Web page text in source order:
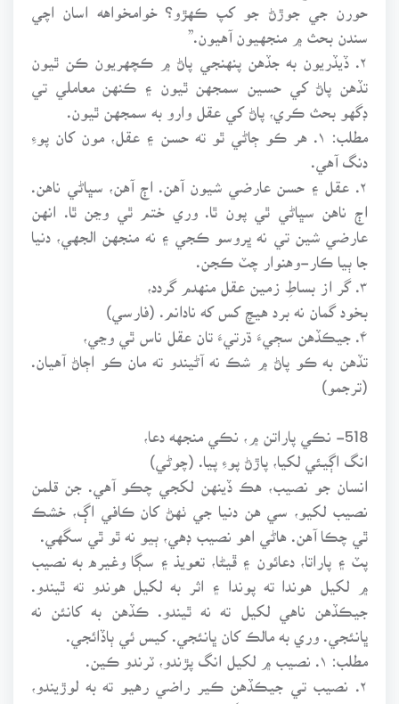
حورن جي جوڙڻ جو کپ ڪهڙو؟ خوامخواهه اسان اچي
سندن بحث ۾ منجهيون آهيون.”
۲. ڏيڏريون به جڏهن پنهنجي پاڻ ۾ ڪچهريون ڪن ٿيون
تڏهن پاڻ کي حسين سمجهن ٿيون ۽ ڪنهن معاملي تي
ڊگهو بحث ڪري، پاڻ کي عقل وارو به سمجهن ٿيون.
مطلب: ۱. هر ڪو ڄاڻي ٿو ته حسن ۽ عقل، مون کان پوءِ
دنگ آهي.
۲. عقل ۽ حسن عارضي شيون آهن. اڄ آهن، سڀاڻي ناهن.
اڄ ناهن سڀاڻي ٿي پون ٿا. وري ختم ٿي وڃن ٿا. انهن
عارضي شين تي نه ڀروسو ڪجي ۽ نه منجهن الجهي، دنيا
جا ٻيا ڪار-وهنوار چٽ ڪجن.
بخود گمان نه برد هيچ کس که نادانم. (فارسي)
۴. جيڪڏهن سڄيءَ ڌرتيءَ تان عقل ناس ٿي وڃي،
تڏهن به ڪو پاڻ ۾ شڪ نه آڻيندو ته مان ڪو اڄاڻ آهيان.
(ترجمو)
518- نڪي پاراتن ۾، نڪي منجهه دعا،
انگ اڳيئي لکيا، پاڙڻ پوءِ پيا. (چوڻي)
انسان جو نصيب، هڪ ڏينهن لکجي چڪو آهي. جن قلمن
نصيب لکيو، سي هن دنيا جي ٺهڻ کان ڪافي اڳ، خشڪ
ٿي چڪا آهن. هاڻي اهو نصيب ڊهي، ٻيو نه ٿو ٿي سگهي.
پٽ ۽ پاراتا، دعائون ۽ ڦيڻا، تعويذ ۽ سڳا وغيره به نصيب
۾ لکيل هوندا ته پوندا ۽ اثر به لکيل هوندو ته ٿيندو.
جيڪڏهن ناهي لکيل ته نه ٿيندو. ڪڏهن به کانئن نه
ڀانئجي. وري به مالڪ کان ڀانئجي. کيس ئي ٻاڏائجي.
مطلب: ۱. نصيب ۾ لکيل انگ پڙندو، ٽرندو ڪين.
۲. نصيب تي جيڪڏهن ڪير راضي رهيو ته به لوڙيندو،